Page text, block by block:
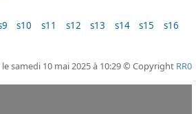
s10 s11 s12 s13 s14 s15 s16
samedi 10 mai 2025 à 10:29 © Copyright RR0